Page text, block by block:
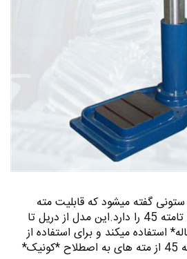
32 به دریل ستونی گفته میشود که قابلیت مته
کاری(سوراخکاری) ازمته 1 تامته 45 را دارد.این مدل از دریل تا
استفاده میکند و برای استفاده از
مته های سایز بزرگتر تا مته 45 از مته های به اصطلاح *کونیک*